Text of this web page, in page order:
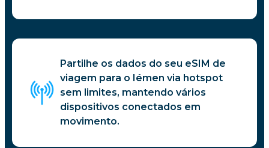
Partilhe os dados do seu eSIM de
viagem para o Iémen via hotspot
sem limites, mantendo vários
dispositivos conectados em
movimento.